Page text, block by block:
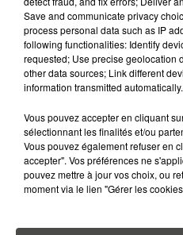
Save and communicate privacy
process personal data such as IP
following functionalities: Identify
requested; Use precise geolocation
other data sources; Link different
information transmitted automatically.
Vous pouvez accepter en cliquant
sélectionnant les finalités et/ou
Vous pouvez également refuser en
accepter". Vos préférences ne
pouvez mettre à jour vos choix, ou
moment via le lien "Gérer les